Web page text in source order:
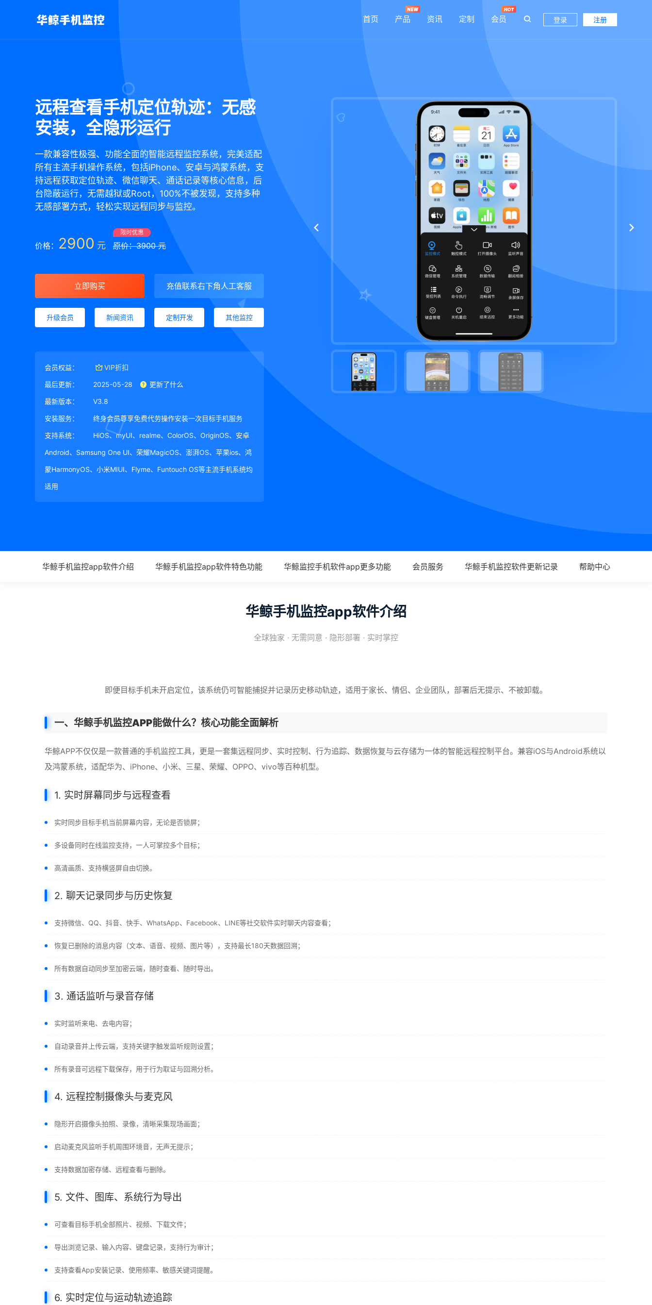
首页 产品 资讯 定制 会员 登录 注册
远程查看手机定位轨迹：无感
安装，全隐形运行
一款兼容性极强、功能全面的智能远程监控系统，完美适配
所有主流手机操作系统，包括iPhone、安卓与鸿蒙系统，支
持远程获取定位轨迹、微信聊天、通话记录等核心信息，后
台隐蔽运行，无需越狱或Root，100%不被发现，支持多种
无感部署方式，轻松实现远程同步与监控。
价格： 2900 元
限时优惠
原价：3900 元
立即购买 充值联系右下角人工客服
升级会员 新闻资讯 定制开发 其他监控
会员权益： VIP折扣
最后更新： 2025-05-28 更新了什么
最新版本： V3.8
安装服务： 终身会员尊享免费代劳操作安装一次目标手机服务
支持系统： HiOS、myUI、realme、ColorOS、OriginOS、安卓
Android、Samsung One UI、荣耀MagicOS、澎湃OS、苹果ios、鸿
蒙HarmonyOS、小米MIUI、Flyme、Funtouch OS等主流手机系统均
适用
华鲸手机监控app软件介绍 华鲸手机监控app软件特色功能 华鲸监控手机软件app更多功能 会员服务 华鲸手机监控软件更新记录 帮助中心
华鲸手机监控app软件介绍
全球独家 · 无需同意 · 隐形部署 · 实时掌控
即便目标手机未开启定位，该系统仍可智能捕捉并记录历史移动轨迹，适用于家长、情侣、企业团队，部署后无提示、不被卸载。
一、华鲸手机监控APP能做什么？核心功能全面解析
华鲸APP不仅仅是一款普通的手机监控工具，更是一套集远程同步、实时控制、行为追踪、数据恢复与云存储为一体的智能远程控制平台。兼容iOS与Android系统以
及鸿蒙系统，适配华为、iPhone、小米、三星、荣耀、OPPO、vivo等百种机型。
1. 实时屏幕同步与远程查看
实时同步目标手机当前屏幕内容，无论是否锁屏；
多设备同时在线监控支持，一人可掌控多个目标；
高清画质、支持横竖屏自由切换。
2. 聊天记录同步与历史恢复
支持微信、QQ、抖音、快手、WhatsApp、Facebook、LINE等社交软件实时聊天内容查看；
恢复已删除的消息内容（文本、语音、视频、图片等），支持最长180天数据回溯；
所有数据自动同步至加密云端，随时查看、随时导出。
3. 通话监听与录音存储
实时监听来电、去电内容；
自动录音并上传云端，支持关键字触发监听规则设置；
所有录音可远程下载保存，用于行为取证与回溯分析。
4. 远程控制摄像头与麦克风
隐形开启摄像头拍照、录像，清晰采集现场画面；
启动麦克风监听手机周围环境音，无声无提示；
支持数据加密存储、远程查看与删除。
5. 文件、图库、系统行为导出
可查看目标手机全部照片、视频、下载文件；
导出浏览记录、输入内容、键盘记录，支持行为审计；
支持查看App安装记录、使用频率、敏感关键词提醒。
6. 实时定位与运动轨迹追踪